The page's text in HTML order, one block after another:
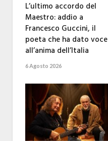
L’ultimo accordo del
Maestro: addio a
Francesco Guccini, il
poeta che ha dato voce
all’anima dell’Italia
6 Agosto 2026